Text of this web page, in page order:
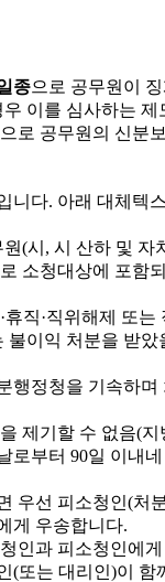
종으로 공무원이
이를 심사하는
로 공무원의 신분
(시, 시 산하 및 자
소청대상에 포함
직·직위해제 또
불이익 처분을 받
행정청을 기속하
제기할 수 없음(
로부터 90일 이내
우선 피소청인(처
게 우송합니다.
인과 피소청인에
(또는 대리인)이